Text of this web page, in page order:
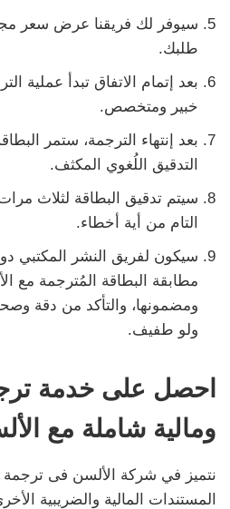
سيوفر لك فريقنا عرض سعر
طلبك.
بعد إتمام الاتفاق تبدأ عملية
خبير ومتخصص.
بعد إنتهاء الترجمة، ستمر
التدقيق اللُغوي المكثف.
سيتم تدقيق البطاقة لثلاث
التام من أية أخطاء.
سيكون لفريق النشر المكتبي
مطابقة البطاقة المُترجمة مع
ومضمونها، والتأكد من دقة
ولو طفيف.
احصل على خدمة
ومالية شاملة مع
نتميز في شركة الألسن فى ترجمة
المستندات المالية والضريبية